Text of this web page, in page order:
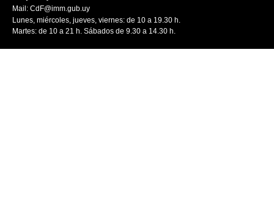
Mail: CdF@imm.gub.uy
Lunes, miércoles, jueves, viernes: de 10 a 19.30 h.
Martes: de 10 a 21 h. Sábados de 9.30 a 14.30 h.